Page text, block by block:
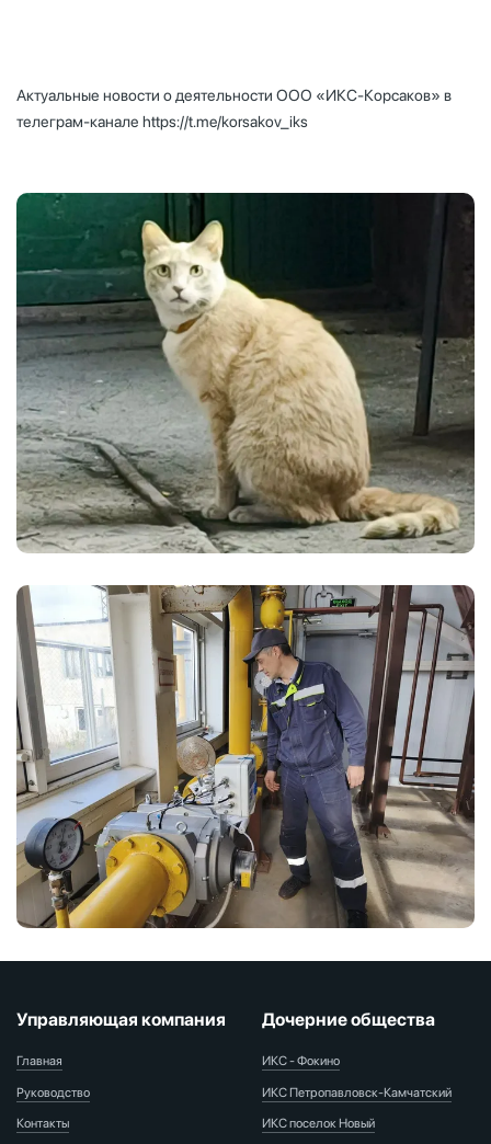
Актуальные новости о деятельности ООО «ИКС-Корсаков» в
телеграм-канале https://t.me/korsakov_iks
Управляющая компания
Главная
Руководство
Контакты
Дочерние общества
ИКС - Фокино
ИКС Петропавловск-Камчатский
ИКС поселок Новый